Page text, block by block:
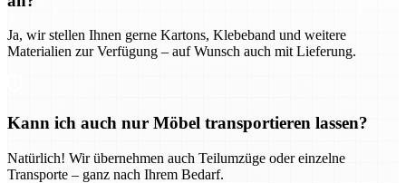
Ja, wir stellen Ihnen gerne Kartons, Klebeband und weitere
Materialien zur Verfügung – auf Wunsch auch mit Lieferung.
Kann ich auch nur Möbel transportieren lassen?
Natürlich! Wir übernehmen auch Teilumzüge oder einzelne
Transporte – ganz nach Ihrem Bedarf.